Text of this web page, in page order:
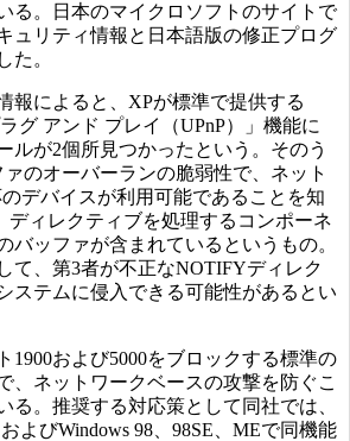
る。日本のマイクロソフトのサイトで
ュリティ情報と日本語版の修正プログ
た。
報によると、XPが標準で提供する
グ アンド プレイ（UPnP）」機能に
ルが2個所見つかったという。そのう
のオーバーランの脆弱性で、ネット
デバイスが利用可能であることを知
ディレクティブを処理するコンポーネ
バッファが含まれているというもの。
て、第3者が不正なNOTIFYディレク
ステムに侵入できる可能性があるとい
および5000をブロックする標準の
、ネットワークベースの攻撃を防ぐこ
る。推奨する対応策として同社では、
よびWindows 98、98SE、MEで同機能